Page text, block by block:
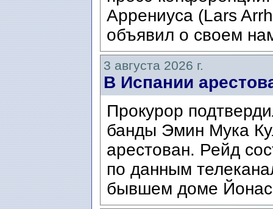
Аррениуса (Lars
объявил о своем
3 августа 2026 г.
В Испании
Прокурор
банды Эмин Мука
арестован. Рейд
по данным
бывшем доме